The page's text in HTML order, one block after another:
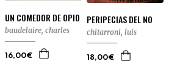
UN COMEDOR DE OPIO
baudelaire, charles
16,00€
PERIPECIAS DEL NO
chitarroni, luis
18,00€